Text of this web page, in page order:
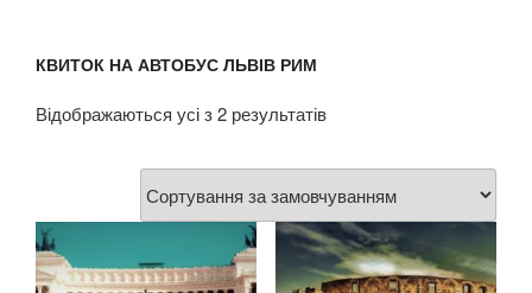
КВИТОК НА АВТОБУС ЛЬВІВ РИМ
Відображаються усі з 2 результатів